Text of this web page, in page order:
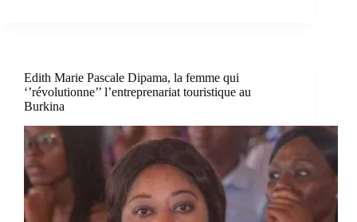
Edith Marie Pascale Dipama, la femme qui
‘’révolutionne’’ l’entreprenariat touristique au
Burkina